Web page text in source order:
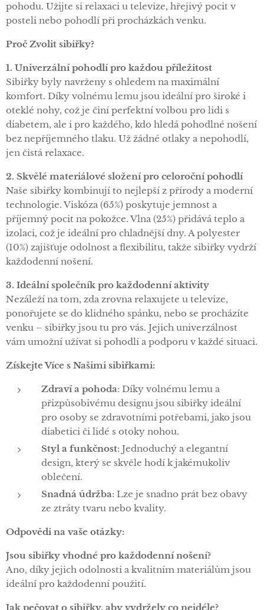
pohodu. Užijte si relaxaci u televize, hřejivý pocit v
posteli nebo pohodlí při procházkách venku.
Proč Zvolit sibiřky?
1. Univerzální pohodlí pro každou příležitost
Sibiřky byly navrženy s ohledem na maximální
komfort. Díky volnému lemu jsou ideální pro široké i
oteklé nohy, což je činí perfektní volbou pro lidi s
diabetem, ale i pro každého, kdo hledá pohodlné nošení
bez nepříjemného tlaku. Už žádné otlaky a nepohodlí,
jen čistá relaxace.
2. Skvělé materiálové složení pro celoroční pohodlí
Naše sibiřky kombinují to nejlepší z přírody a moderní
technologie. Viskóza (65%) poskytuje jemnost a
příjemný pocit na pokožce. Vlna (25%) přidává teplo a
izolaci, což je ideální pro chladnější dny. A polyester
(10%) zajišťuje odolnost a flexibilitu, takže sibiřky vydrží
každodenní nošení.
3. Ideální společník pro každodenní aktivity
Nezáleží na tom, zda zrovna relaxujete u televize,
ponořujete se do klidného spánku, nebo se procházíte
venku – sibiřky jsou tu pro vás. Jejich univerzálnost
vám umožní užívat si pohodlí a podporu v každé situaci.
Získejte Více s Našimi sibiřkami:
Zdraví a pohoda: Díky volnému lemu a
přizpůsobivému designu jsou sibiřky ideální
pro osoby se zdravotními potřebami, jako jsou
diabetici či lidé s otoky nohou.
Styl a funkčnost: Jednoduchý a elegantní
design, který se skvěle hodí k jakémukoliv
oblečení.
Snadná údržba: Lze je snadno prát bez obavy
ze ztráty tvaru nebo kvality.
Odpovědi na vaše otázky:
Jsou sibiřky vhodné pro každodenní nošení?
Ano, díky jejich odolnosti a kvalitním materiálům jsou
ideální pro každodenní použití.
Jak pečovat o sibiřky, aby vydržely co nejdéle?